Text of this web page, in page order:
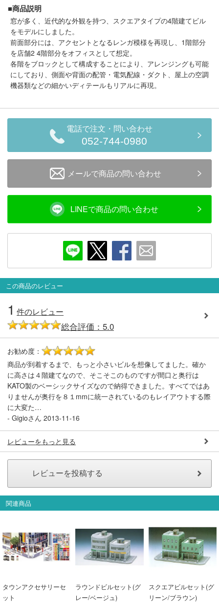
会員ランクについて
会社概要
レビューについて
© 2026 Mid Japan, Inc.
■商品説明
窓が多く、近代的な外観を持つ、スクエアタイプの4階建てビル
をモデルにしました。
前面部分には、アクセントとなるレンガ模様を再現し、1階部分
を店舗2 4階部分をオフィスとして想定。
各階をブロックとして構成することにより、アレンジングも可能
にしており、側面や背面の配管・電気配線・ダクト、屋上の空調
機器類などの細かいディテールもリアルに再現。
電話で注文・問い合わせ
052-744-0980
メールで商品の問い合わせ
LINEで商品の問い合わせ
この商品のレビュー
1 件のレビュー
総合評価：5.0
お勧め度：
商品が到着するまで、もっと小さいビルを想像してました。確か
に高さは４階建てなので、そこそこのものですが間口と奥行は
KATO製のベーシックサイズなので納得できました。すべてではあ
りませんが奥行を８１mmに統一されているのもレイアウトする際
に大変た…
- Gigioさん 2013-11-16
レビューをもっと見る
関連商品
タウンアクセサリーセ
ット
ラウンドビルセット(グ
レー/ベージュ)
スクエアビルセット(グ
リーン/ブラウン)